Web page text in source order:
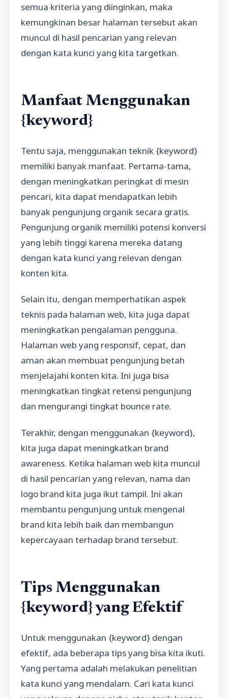
semua kriteria yang diinginkan, maka
kemungkinan besar halaman tersebut akan
muncul di hasil pencarian yang relevan
dengan kata kunci yang kita targetkan.
Manfaat Menggunakan
{keyword}
Tentu saja, menggunakan teknik {keyword}
memiliki banyak manfaat. Pertama-tama,
dengan meningkatkan peringkat di mesin
pencari, kita dapat mendapatkan lebih
banyak pengunjung organik secara gratis.
Pengunjung organik memiliki potensi konversi
yang lebih tinggi karena mereka datang
dengan kata kunci yang relevan dengan
konten kita.
Selain itu, dengan memperhatikan aspek
teknis pada halaman web, kita juga dapat
meningkatkan pengalaman pengguna.
Halaman web yang responsif, cepat, dan
aman akan membuat pengunjung betah
menjelajahi konten kita. Ini juga bisa
meningkatkan tingkat retensi pengunjung
dan mengurangi tingkat bounce rate.
Terakhir, dengan menggunakan {keyword},
kita juga dapat meningkatkan brand
awareness. Ketika halaman web kita muncul
di hasil pencarian yang relevan, nama dan
logo brand kita juga ikut tampil. Ini akan
membantu pengunjung untuk mengenal
brand kita lebih baik dan membangun
kepercayaan terhadap brand tersebut.
Tips Menggunakan
{keyword} yang Efektif
Untuk menggunakan {keyword} dengan
efektif, ada beberapa tips yang bisa kita ikuti.
Yang pertama adalah melakukan penelitian
kata kunci yang mendalam. Cari kata kunci